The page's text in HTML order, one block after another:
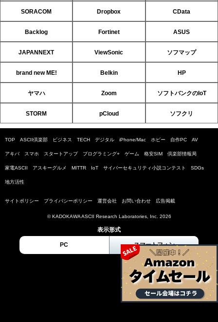
SORACOM Dropbox CData
Backlog Fortinet ASUS
JAPANNEXT ViewSonic ソフマップ
brand new ME! Belkin HP
ヤマハ Zoom ソフトバンクのIoT
STORM pCloud ソフクリ
TOP ASCII倶楽部 ビジネス TECH デジタル iPhone/Mac ホビー 自作PC AV
アキバ スマホ スタートアップ プログラミング+ ゲーム 格安SIM 倶楽部情報局
家電ASCII アスキーグルメ MITTR IoT サイバーセキュリティ小説コンテスト SDGs
地方活性
サイトポリシー プライバシーポリシー 運営会社 お問い合わせ 広告掲載
© KADOKAWA ASCII Research Laboratories, Inc. 2026
表示形式
PC スマートフォン